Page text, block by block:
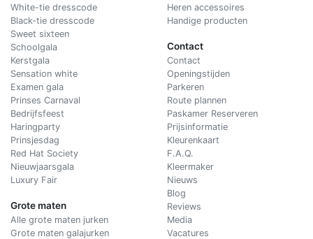
White-tie dresscode
Black-tie dresscode
Sweet sixteen
Schoolgala
Kerstgala
Sensation white
Examen gala
Prinses Carnaval
Bedrijfsfeest
Haringparty
Prinsjesdag
Red Hat Society
Nieuwjaarsgala
Luxury Fair
Grote maten
Alle grote maten jurken
Grote maten galajurken
Heren accessoires
Handige producten
Contact
Contact
Openingstijden
Parkeren
Route plannen
Paskamer Reserveren
Prijsinformatie
Kleurenkaart
F.A.Q.
Kleermaker
Nieuws
Blog
Reviews
Media
Vacatures